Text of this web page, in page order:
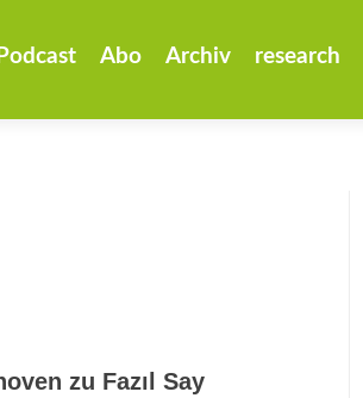
Podcast Abo Archiv research
zu Fazıl Say